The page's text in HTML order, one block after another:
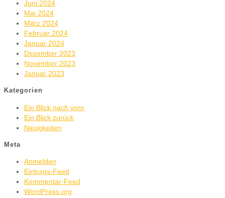
Juni 2024
Mai 2024
März 2024
Februar 2024
Januar 2024
Dezember 2023
November 2023
Januar 2023
Kategorien
Ein Blick nach vorn
Ein Blick zurück
Neuigkeiten
Meta
Anmelden
Eintrags-Feed
Kommentar-Feed
WordPress.org